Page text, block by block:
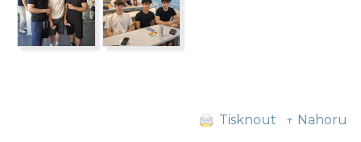
Tisknout ↑ Nahoru